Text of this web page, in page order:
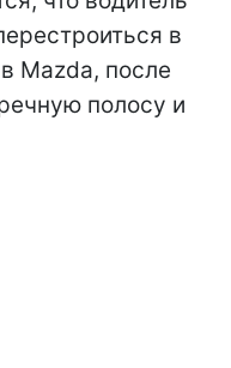
в
Mazda, после
полосу и